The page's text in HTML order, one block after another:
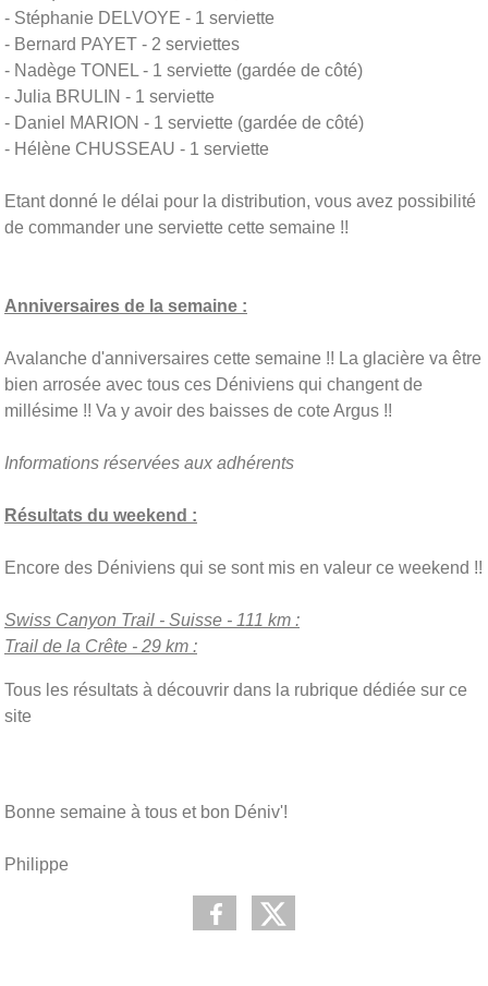
- Stéphanie DELVOYE - 1 serviette
- Bernard PAYET - 2 serviettes
- Nadège TONEL - 1 serviette (gardée de côté)
- Julia BRULIN - 1 serviette
- Daniel MARION - 1 serviette (gardée de côté)
- Hélène CHUSSEAU - 1 serviette
Etant donné le délai pour la distribution, vous avez possibilité
de commander une serviette cette semaine !!
Anniversaires de la semaine :
Avalanche d'anniversaires cette semaine !! La glacière va être
bien arrosée avec tous ces Déniviens qui changent de
millésime !! Va y avoir des baisses de cote Argus !!
Informations réservées aux adhérents
Résultats du weekend :
Encore des Déniviens qui se sont mis en valeur ce weekend !!
Swiss Canyon Trail - Suisse - 111 km :
Trail de la Crête - 29 km :
Tous les résultats à découvrir dans la rubrique dédiée sur ce
site
Bonne semaine à tous et bon Déniv'!
Philippe